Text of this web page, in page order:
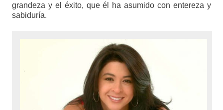
grandeza y el éxito, que él ha asumido con entereza y
sabiduría.